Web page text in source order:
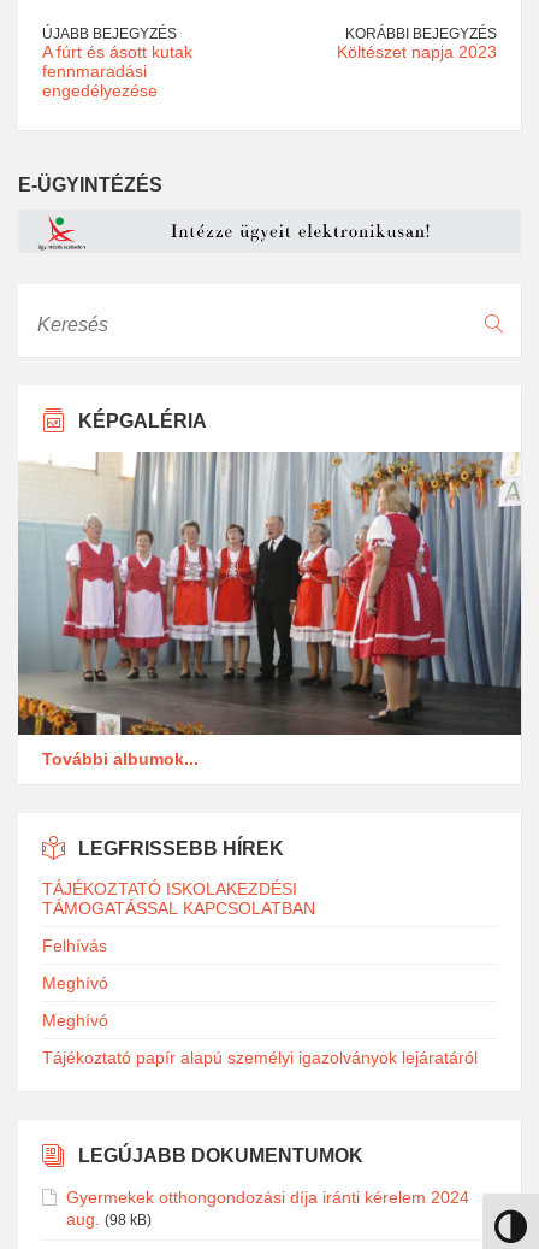
Nagy
ÚJABB BEJEGYZÉS
A fúrt és ásott kutak
fennmaradási
engedélyezése
KORÁBBI BEJEGYZÉS
Költészet napja 2023
E-ÜGYINTÉZÉS
KÉPGALÉRIA
További albumok...
LEGFRISSEBB HÍREK
TÁJÉKOZTATÓ ISKOLAKEZDÉSI
TÁMOGATÁSSAL KAPCSOLATBAN
Felhívás
Meghívó
Meghívó
Tájékoztató papír alapú személyi igazolványok lejáratáról
LEGÚJABB DOKUMENTUMOK
Gyermekek otthongondozási díja iránti kérelem 2024
aug. (98 kB)